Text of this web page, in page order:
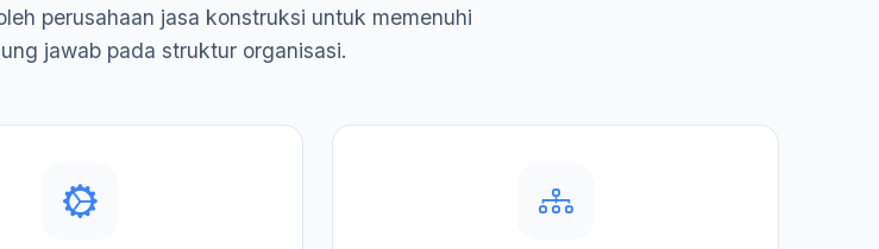
perusahaan jasa konstruksi untuk memenuhi
jawab pada struktur organisasi.